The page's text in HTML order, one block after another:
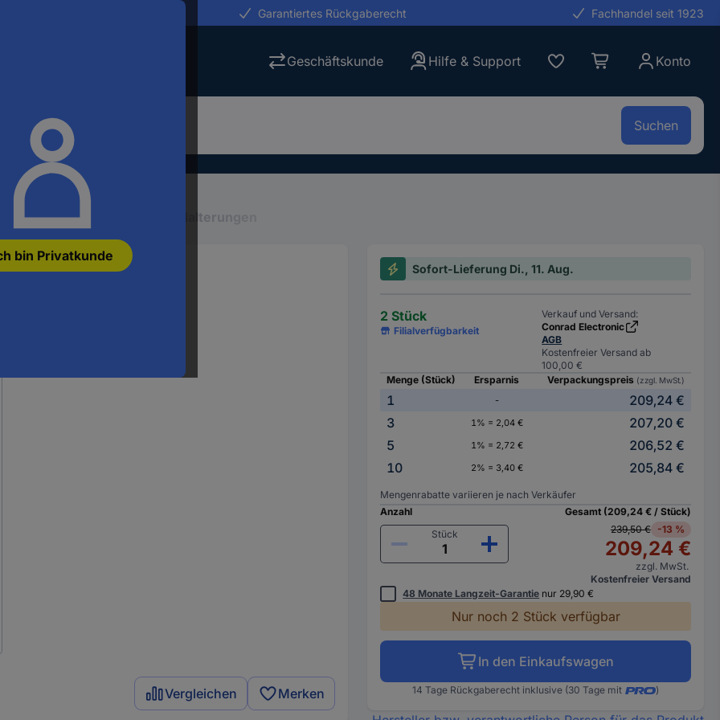
bin Privatkunde
Garantiertes Rückgaberecht Fachhandel seit 1923
Geschäftskunde Hilfe & Support Konto
Suchen
Tablet Zubehör Tablet Halterungen
Vergleichen Merken
Sofort-Lieferung Di., 11. Aug.
2 Stück
Filialverfügbarkeit
Verkauf und Versand:
Conrad Electronic
AGB
Kostenfreier Versand ab
100,00 €
Menge (Stück)
Ersparnis Verpackungspreis (zzgl. MwSt.)
1 -
209,24 €
3
1% = 2,04 €
207,20 €
5
1% = 2,72 €
206,52 €
10
2% = 3,40 € 205,84 €
Mengenrabatte variieren je nach Verkäufer
Anzahl
Stück
Gesamt (209,24 € / Stück)
239,50 €
-13 %
209,24 €
zzgl. MwSt.
Kostenfreier Versand
48 Monate Langzeit-Garantie nur 29,90 €
Nur noch 2 Stück verfügbar
In den Einkaufswagen
14 Tage Rückgaberecht inklusive (30 Tage mit )